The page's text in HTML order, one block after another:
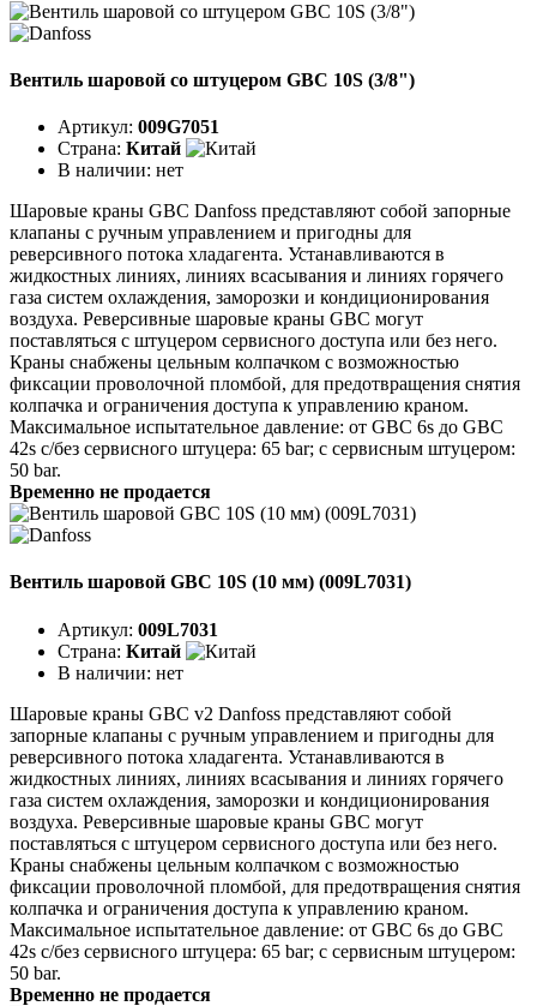
Вентиль шаровой со штуцером GBC 10S (3/8")
Артикул: 009G7051
Страна: Китай
В наличии: нет
Шаровые краны GBC Danfoss представляют собой запорные
клапаны с ручным управлением и пригодны для
реверсивного потока хладагента. Устанавливаются в
жидкостных линиях, линиях всасывания и линиях горячего
газа систем охлаждения, заморозки и кондиционирования
воздуха. Реверсивные шаровые краны GBC могут
поставляться с штуцером сервисного доступа или без него.
Краны снабжены цельным колпачком с возможностью
фиксации проволочной пломбой, для предотвращения снятия
колпачка и ограничения доступа к управлению краном.
Максимальное испытательное давление: от GBC 6s до GBC
42s с/без сервисного штуцера: 65 bar; с сервисным штуцером:
50 bar.
Временно не продается
Вентиль шаровой GBC 10S (10 мм) (009L7031)
Артикул: 009L7031
Страна: Китай
В наличии: нет
Шаровые краны GBC v2 Danfoss представляют собой
запорные клапаны с ручным управлением и пригодны для
реверсивного потока хладагента. Устанавливаются в
жидкостных линиях, линиях всасывания и линиях горячего
газа систем охлаждения, заморозки и кондиционирования
воздуха. Реверсивные шаровые краны GBC могут
поставляться с штуцером сервисного доступа или без него.
Краны снабжены цельным колпачком с возможностью
фиксации проволочной пломбой, для предотвращения снятия
колпачка и ограничения доступа к управлению краном.
Максимальное испытательное давление: от GBC 6s до GBC
42s с/без сервисного штуцера: 65 bar; с сервисным штуцером:
50 bar.
Временно не продается